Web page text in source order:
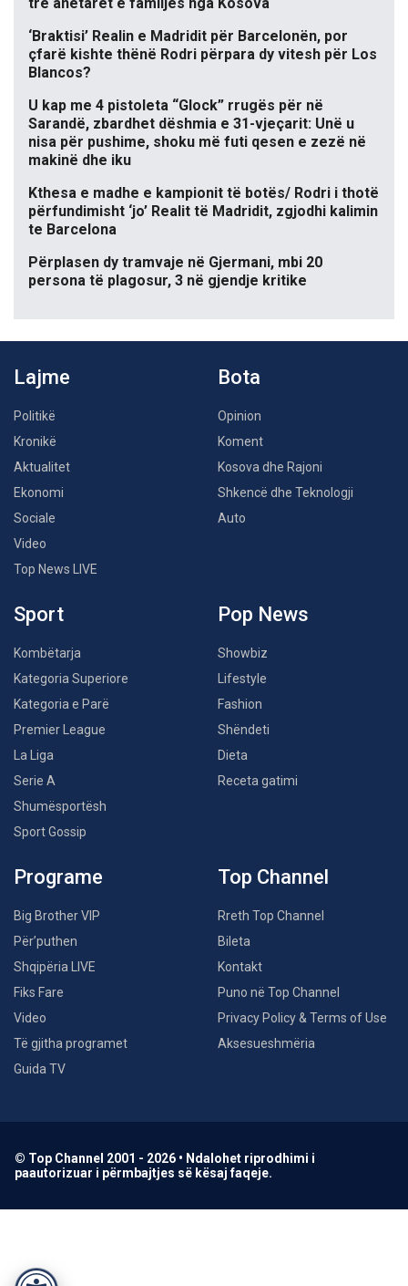
‘Braktisi’ Realin e Madridit për Barcelonën, por
çfarë kishte thënë Rodri përpara dy vitesh për Los
Blancos?
U kap me 4 pistoleta “Glock” rrugës për në
Sarandë, zbardhet dëshmia e 31-vjeçarit: Unë u
nisa për pushime, shoku më futi qesen e zezë në
makinë dhe iku
Kthesa e madhe e kampionit të botës/ Rodri i thotë
përfundimisht ‘jo’ Realit të Madridit, zgjodhi kalimin
te Barcelona
Përplasen dy tramvaje në Gjermani, mbi 20
persona të plagosur, 3 në gjendje kritike
Lajme
Politikë
Kronikë
Aktualitet
Ekonomi
Sociale
Video
Top News LIVE
Bota
Opinion
Koment
Kosova dhe Rajoni
Shkencë dhe Teknologji
Auto
Sport
Kombëtarja
Kategoria Superiore
Kategoria e Parë
Premier League
La Liga
Serie A
Shumësportësh
Sport Gossip
Pop News
Showbiz
Lifestyle
Fashion
Shëndeti
Dieta
Receta gatimi
Programe
Big Brother VIP
Për’puthen
Shqipëria LIVE
Fiks Fare
Video
Të gjitha programet
Guida TV
Top Channel
Rreth Top Channel
Bileta
Kontakt
Puno në Top Channel
Privacy Policy & Terms of Use
Aksesueshmëria
© Top Channel 2001 - 2026 • Ndalohet riprodhimi i
paautorizuar i përmbajtjes së kësaj faqeje.